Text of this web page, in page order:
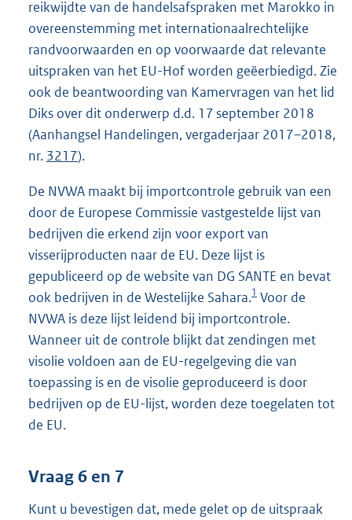
reikwijdte van de handelsafspraken met Marokko in
overeenstemming met internationaalrechtelijke
randvoorwaarden en op voorwaarde dat relevante
uitspraken van het EU-Hof worden geëerbiedigd. Zie
ook de beantwoording van Kamervragen van het lid
Diks over dit onderwerp d.d. 17 september 2018
(Aanhangsel Handelingen, vergaderjaar 2017–2018,
nr. 3217).
De NVWA maakt bij importcontrole gebruik van een
door de Europese Commissie vastgestelde lijst van
bedrijven die erkend zijn voor export van
visserijproducten naar de EU. Deze lijst is
gepubliceerd op de website van DG SANTE en bevat
ook bedrijven in de Westelijke Sahara.1 Voor de
NVWA is deze lijst leidend bij importcontrole.
Wanneer uit de controle blijkt dat zendingen met
visolie voldoen aan de EU-regelgeving die van
toepassing is en de visolie geproduceerd is door
bedrijven op de EU-lijst, worden deze toegelaten tot
de EU.
Vraag 6 en 7
Kunt u bevestigen dat, mede gelet op de uitspraak